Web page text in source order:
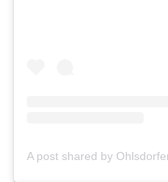
A post shared by